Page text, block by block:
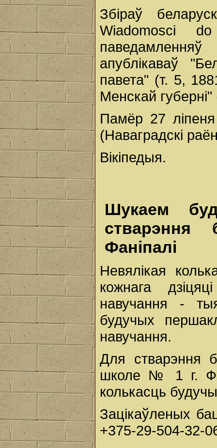
Збіраў
Wiadomosci
апублікаваў
павета" (т. 5,
Менскай
Памёр 27
(Наваградскі
Вікіпедыя.
Шукаем
стварэння
Фаніпалі
Невялікая
кожнага
навучання -
будучых
навучання.
Для стварэння
школе № 1 г.
колькасць
Зацікаўленых
+375-29-504-32-